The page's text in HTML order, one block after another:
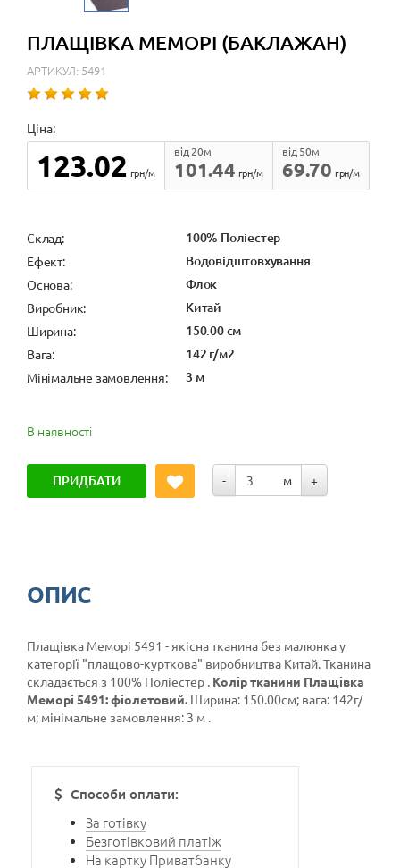
ПЛАЩІВКА МЕМОРІ (БАКЛАЖАН)
АРТИКУЛ: 5491
Ціна:
123.02 грн/м 101.44
від 20м
грн/м
69.70
від 50м
грн/м
Cклад: 100% Поліестер
Ефект: Водовідштовхування
Основа: Флок
Виробник: Китай
Ширина: 150.00 см
Вага: 142 г/м2
Мінімальне замовлення: 3 м
В наявності
ПРИДБАТИ - м +
ОПИС
Плащівка Меморі 5491 - якісна тканина без малюнка у
категорії "плащово-курткова" виробництва Китай. Тканина
складається з 100% Поліестер . Колір тканини Плащівка
Меморі 5491: фіолетовий. Ширина: 150.00см; вага: 142г/
м; мінімальне замовлення: 3 м .
Способи оплати:
За готівку
Безготівковий платіж
На картку Приватбанку